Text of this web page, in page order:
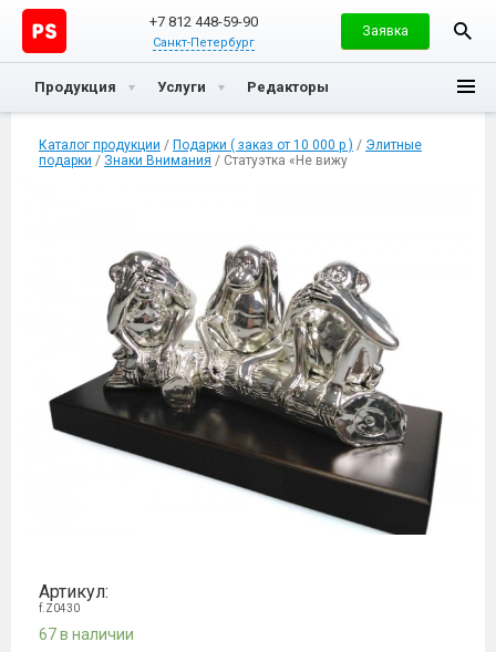
+7 812 448-59-90
Санкт-Петербург
Заявка
Продукция Услуги Редакторы
Каталог продукции / Подарки ( заказ от 10 000 р ) / Элитные
подарки / Знаки Внимания / Статуэтка «Не вижу
Артикул:
f.Z0430
67 в наличии